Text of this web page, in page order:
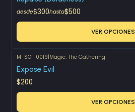
desde$300hasta$500
VER OPCIONES
M-SOI-0019|Magic: The Gathering
Expose Evil
$200
VER OPCIONES